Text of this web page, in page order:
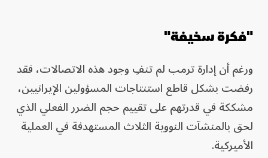
"فكرة سخيفة"
ورغم أن إدارة ترمب لم تنفِ وجود هذه الاتصالات، فقد
رفضت بشكل قاطع استنتاجات المسؤولين الإيرانيين،
مشككة في قدرتهم على تقييم حجم الضرر الفعلي الذي
لحق بالمنشآت النووية الثلاث المستهدفة في العملية
الأميركية.